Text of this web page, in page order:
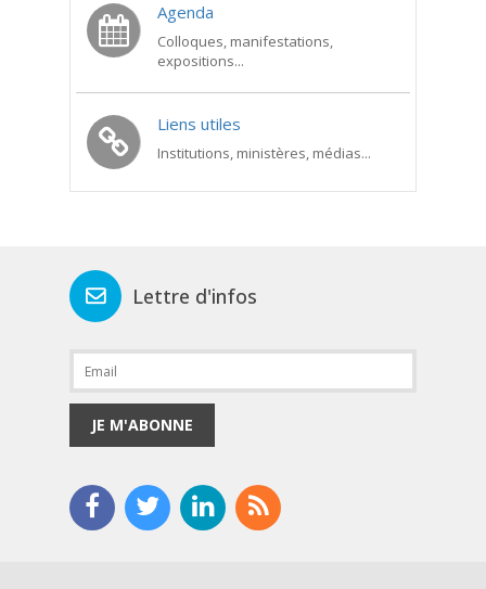
Agenda
Colloques, manifestations,
expositions...
Liens utiles
Institutions, ministères, médias...
Lettre d'infos
JE M'ABONNE